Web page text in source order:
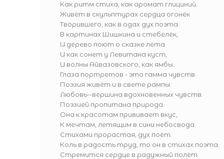
Как ритм стиха, как аромат глициний.
Живёт в скульптурах сердца огонёк
Творившего, как в одах дух поэта.
В картинах Шишкина и стебелёк,
И дерево поют о сказке лета.
И как сонет у Левитана куст,
И волны Айвазовского, как ямбы.
Глаза портретов - это гамма чувств.
Поэзия живёт и в свете рампы.
Любовь--вершина вдохновенных чувств.
Поэзией пропитана природа.
Она к красотам прививает вкус,
К мечтам, летящим в сини небосвода.
Стихами прорастая, дух поёт.
Коль в радость труд, то он в стихах поэта.
Стремится сердце в радужный полёт